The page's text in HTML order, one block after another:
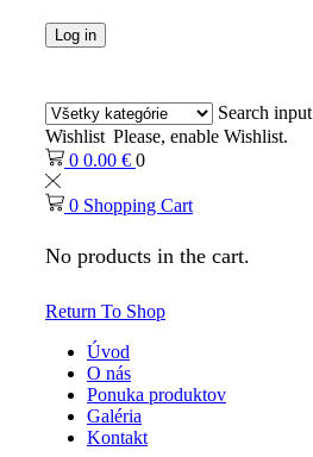
Log in
Search input
Wishlist Please, enable Wishlist.
0 0.00 € 0
0 Shopping Cart
No products in the cart.
Return To Shop
Úvod
O nás
Ponuka produktov
Galéria
Kontakt